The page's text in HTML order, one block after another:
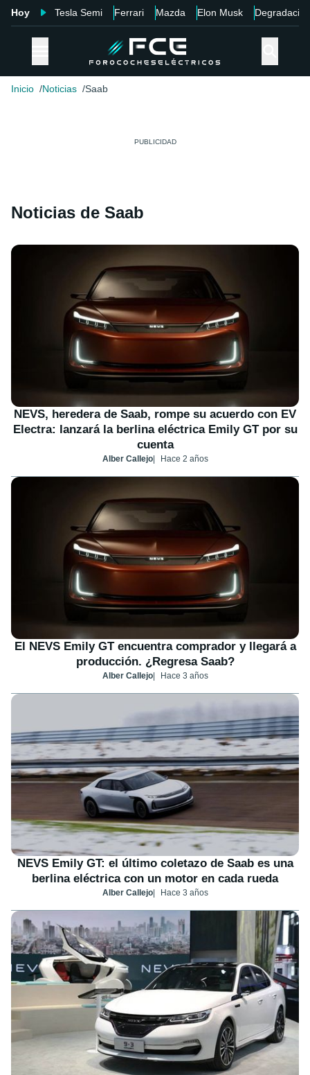
Hoy Tesla Semi Ferrari Mazda Elon Musk Degradación
Inicio Noticias Saab
Noticias de Saab
NEVS, heredera de Saab, rompe su acuerdo con EV
Electra: lanzará la berlina eléctrica Emily GT por su
cuenta
Alber Callejo Hace 2 años
El NEVS Emily GT encuentra comprador y llegará a
producción. ¿Regresa Saab?
Alber Callejo Hace 3 años
NEVS Emily GT: el último coletazo de Saab es una
berlina eléctrica con un motor en cada rueda
Alber Callejo Hace 3 años